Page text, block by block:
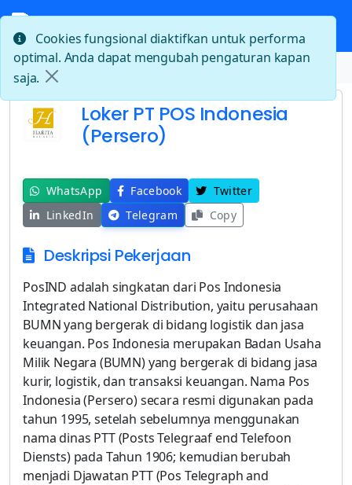
Beranda Loker PT POS Indonesia (Persero)
Loker PT POS Indonesia
(Persero)
WhatsApp Facebook
Twitter
LinkedIn
Telegram Copy
Deskripsi Pekerjaan
PosIND adalah singkatan dari Pos Indonesia
Integrated National Distribution, yaitu perusahaan
BUMN yang bergerak di bidang logistik dan jasa
keuangan. Pos Indonesia merupakan Badan Usaha
Milik Negara (BUMN) yang bergerak di bidang jasa
kurir, logistik, dan transaksi keuangan. Nama Pos
Indonesia (Persero) secara resmi digunakan pada
tahun 1995, setelah sebelumnya menggunakan
nama dinas PTT (Posts Telegraaf end Telefoon
Diensts) pada Tahun 1906; kemudian berubah
menjadi Djawatan PTT (Pos Telegraph and
Cookies fungsional diaktifkan untuk performa
optimal. Anda dapat mengubah pengaturan kapan
saja.